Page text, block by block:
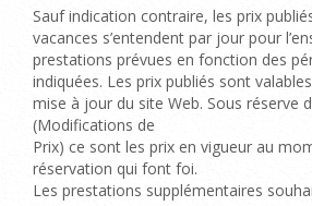
Sauf indication contraire, les prix
vacances s’entendent par jour pour
prestations prévues en fonction des
indiquées. Les prix publiés sont
mise à jour du site Web. Sous réserve
(Modifications de
Prix) ce sont les prix en vigueur au
réservation qui font foi.
Les prestations supplémentaires